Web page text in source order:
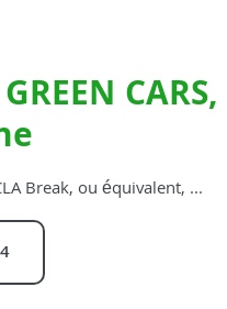
CARS,
Break, ou équivalent, ...
4